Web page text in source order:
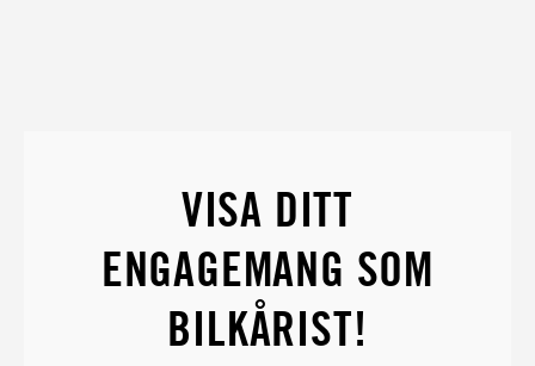
VISA DITT
ENGAGEMANG SOM
BILKÅRIST!